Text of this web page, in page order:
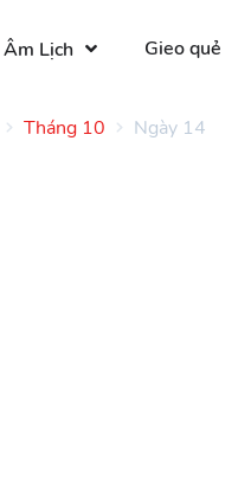
Âm Lịch Gieo quẻ
Tháng 10 Ngày 14